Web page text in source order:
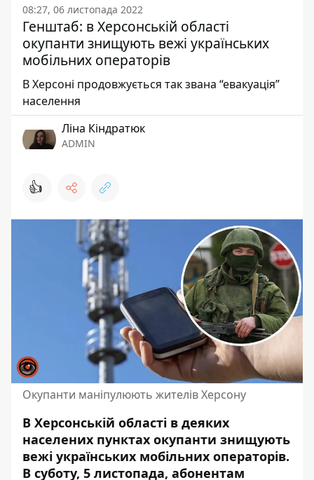
08:27, 06 листопада 2022
Генштаб: в Херсонській області
окупанти знищують вежі українських
мобільних операторів
В Херсоні продовжується так звана “евакуація”
населення
Ліна Кіндратюк
ADMIN
👍
Окупанти маніпулюють жителів Херсону
В Херсонській області в деяких
населених пунктах окупанти знищують
вежі українських мобільних операторів.
В суботу, 5 листопада, абонентам